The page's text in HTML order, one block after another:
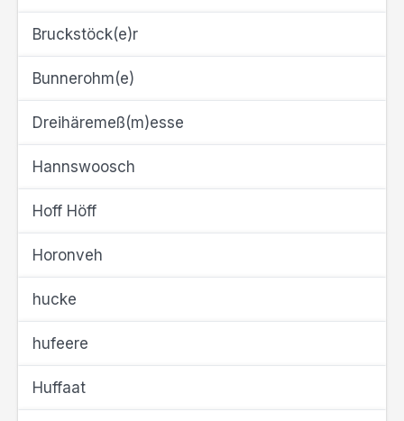
Bruckstöck(e)r
Bunnerohm(e)
Dreihäremeß(m)esse
Hannswoosch
Hoff Höff
Horonveh
hucke
hufeere
Huffaat